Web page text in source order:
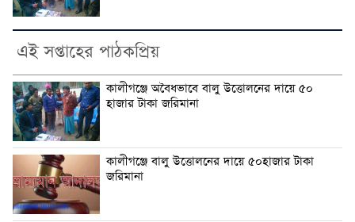
এই সপ্তাহের পাঠকপ্রিয়
কালীগঞ্জে অবৈধভাবে বালু উত্তোলনের দায়ে ৫০
হাজার টাকা জরিমানা
কালীগঞ্জে বালু উত্তোলনের দায়ে ৫০হাজার টাকা
জরিমানা